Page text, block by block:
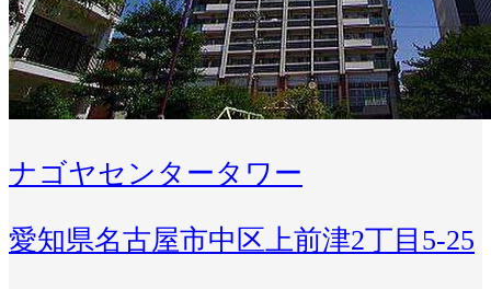
ナゴヤセンタータワー
愛知県名古屋市中区上前津2丁目5-25